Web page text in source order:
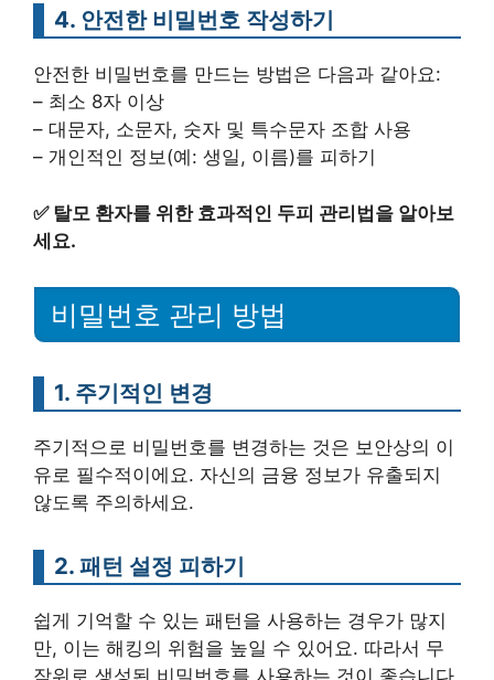
4. 안전한 비밀번호 작성하기
안전한 비밀번호를 만드는 방법은 다음과 같아요:
– 최소 8자 이상
– 대문자, 소문자, 숫자 및 특수문자 조합 사용
– 개인적인 정보(예: 생일, 이름)를 피하기
✅ 탈모 환자를 위한 효과적인 두피 관리법을 알아보
세요.
비밀번호 관리 방법
1. 주기적인 변경
주기적으로 비밀번호를 변경하는 것은 보안상의 이
유로 필수적이에요. 자신의 금융 정보가 유출되지
않도록 주의하세요.
2. 패턴 설정 피하기
쉽게 기억할 수 있는 패턴을 사용하는 경우가 많지
만, 이는 해킹의 위험을 높일 수 있어요. 따라서 무